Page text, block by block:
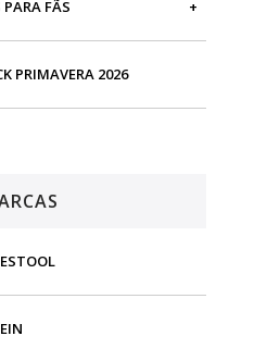
FÃS
DE BRINCAR
PRIMAVERA 2026